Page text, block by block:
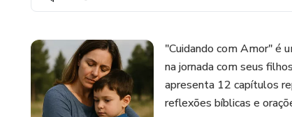
"Cuidando com Amor" é
na jornada com seus
apresenta 12 capítulos
reflexões bíblicas e